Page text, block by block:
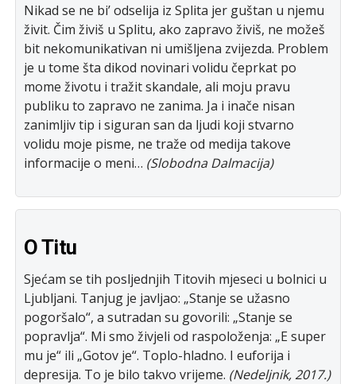
Nikad se ne bi’ odselija iz Splita jer guštan u njemu
živit. Čim živiš u Splitu, ako zapravo živiš, ne možeš
bit nekomunikativan ni umišljena zvijezda. Problem
je u tome šta dikod novinari volidu čeprkat po
mome životu i tražit skandale, ali moju pravu
publiku to zapravo ne zanima. Ja i inače nisan
zanimljiv tip i siguran san da ljudi koji stvarno
volidu moje pisme, ne traže od medija takove
informacije o meni… (Slobodna Dalmacija)
O Titu
Sjećam se tih posljednjih Titovih mjeseci u bolnici u
Ljubljani. Tanjug je javljao: „Stanje se užasno
pogoršalo“, a sutradan su govorili: „Stanje se
popravlja“. Mi smo živjeli od raspoloženja: „E super
mu je“ ili „Gotov je“. Toplo-hladno. I euforija i
depresija. To je bilo takvo vrijeme. (Nedeljnik, 2017.)